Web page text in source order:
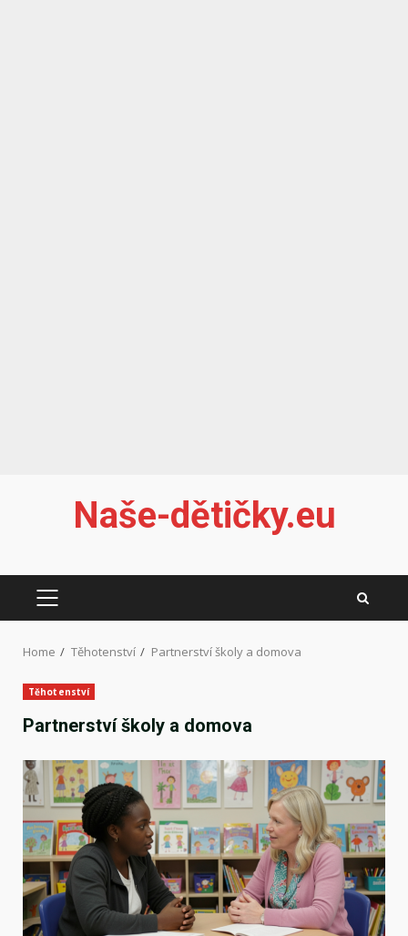
Naše-dětičky.eu
PRIMARY
Home Těhotenství Partnerství školy a domova
Těhotenství
Partnerství školy a domova